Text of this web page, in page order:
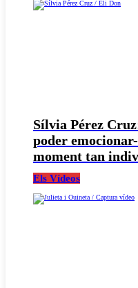
Sílvia Pérez
poder
moment tan
Els Vídeos